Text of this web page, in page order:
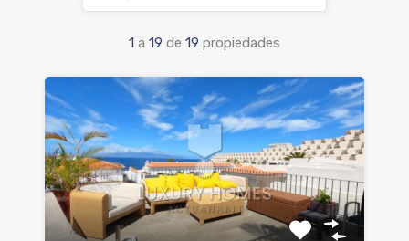
1 a 19 de 19 propiedades